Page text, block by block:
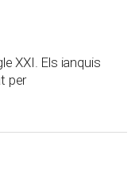
XXI. Els ianquis
per